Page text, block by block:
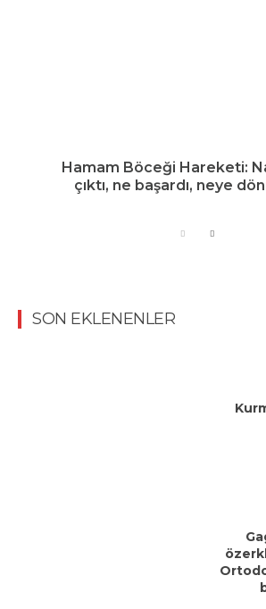
Hamam Böceği Hareketi:
çıktı, ne başardı, neye
SON EKLENENLER